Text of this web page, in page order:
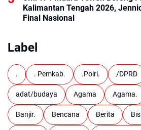
Kalimantan Tengah 2026,
Final Nasional
Label
. . Pemkab. .Polri. /DPRD
adat/budaya Agama Agama.
Banjir. Bencana Berita